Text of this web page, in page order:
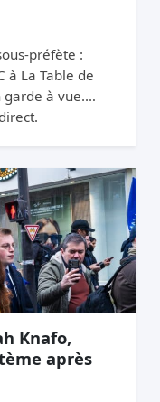
préfète :
à La Table de
garde à vue.
Knafo,
après